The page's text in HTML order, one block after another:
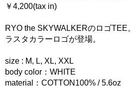
￥4,200(tax in)
RYO the SKYWALKERのロゴTEE。
ラスタカラーロゴが登場。
size : M, L, XL, XXL
body color：WHITE
material：COTTON100% / 5.6oz